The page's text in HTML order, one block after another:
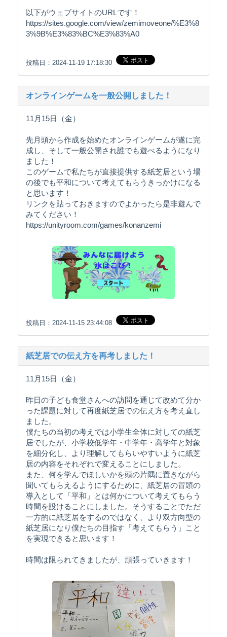
以下がウェブサイトのURLです！
https://sites.google.com/view/zemimoveone/%E3%8
3%9B%E3%83%BC%E3%83%A0
投稿日：2024-11-19 17:18:30
オンラインゲームを一般公開しました！
11月15日（金）
先月頭から作成を始めたオンラインゲームが遂に完
成し、そして一般公開され誰でも遊べるようになり
ました！
このゲームで私たちが直接提供する紙芝居という場
の後でも平和について考えてもらうきっかけになる
と思います！
リンクを貼っておきますのでよかったら是非遊んで
みてください！
https://unityroom.com/games/konanzemi
投稿日：2024-11-15 23:44:08
紙芝居での伝え方を再考しました！
11月15日（金）
昨日の子ども食堂さんへの訪問を通じて改めて分か
った課題に対して再度紙芝居での伝え方を考え直し
ました。
僕たちの当初の考えでは小学生全体に対しての紙芝
居でしたが、小学校低学年・中学年・高学年と対象
を細分化し、より理解してもらいやすいように紙芝
居の内容をそれぞれで変えることにしました。
また、何を学んでほしいかを頭の片隅に置きながら
聞いてもらえるようにするために、紙芝居の冒頭の
導入として「平和」とは何かについて考えてもらう
時間を設けることにしました。そうすることでただ
一方的に紙芝居をするのではなく、より双方向型の
紙芝居になり僕たちの目指す「考えてもらう」こと
を実現できると思います！
時間は限られてきましたが、頑張っていきます！